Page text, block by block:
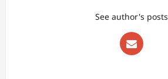
See author's posts